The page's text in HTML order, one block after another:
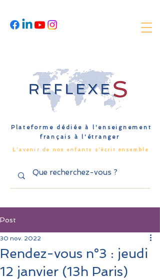
Plateforme dédiée à l'enseignement
français à l'étranger
L'avenir de nos enfants s'écrit ensemble
Post
Rendez-vous n°3 : jeudi
12 janvier (13h Paris)
30 nov. 2022